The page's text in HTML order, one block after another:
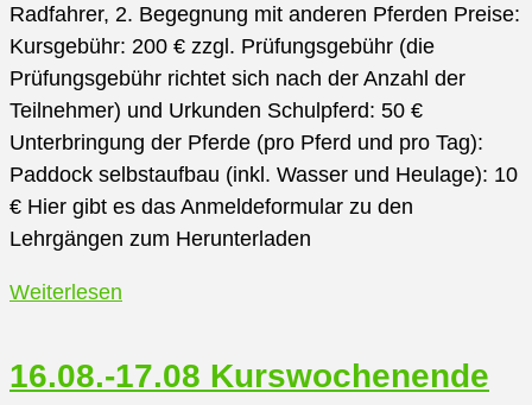
Radfahrer, 2. Begegnung mit anderen Pferden Preise:
Kursgebühr: 200 € zzgl. Prüfungsgebühr (die
Prüfungsgebühr richtet sich nach der Anzahl der
Teilnehmer) und Urkunden Schulpferd: 50 €
Unterbringung der Pferde (pro Pferd und pro Tag):
Paddock selbstaufbau (inkl. Wasser und Heulage): 10
€ Hier gibt es das Anmeldeformular zu den
Lehrgängen zum Herunterladen
Weiterlesen
IPZV
16.08.-17.08 Kurswochenende